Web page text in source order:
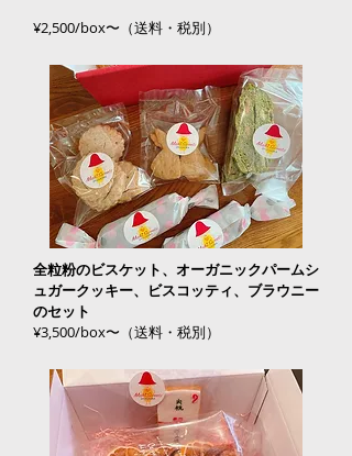
¥2,500/box〜（送料・税別）
全粒粉のビスケット、オーガニックパームシ
ュガークッキー、ビスコッティ、ブラウニー
のセット
¥3,500/box〜（送料・税別）